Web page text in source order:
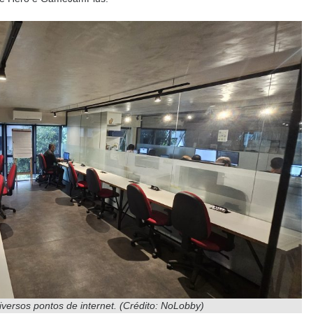
pontos de internet. (Crédito: NoLobby)